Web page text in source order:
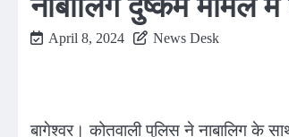
नाबालिग दुष्कर्म मामले
April 8, 2024 News Desk
बागेश्वर। कोतवाली पुलिस ने नाबालिग के